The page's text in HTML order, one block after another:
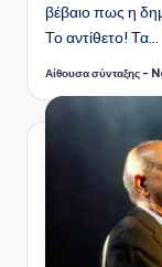
βέβαιο πως η
Το αντίθετο! Τα…
Συγγραφέας:
Αίθουσα σύνταξης -